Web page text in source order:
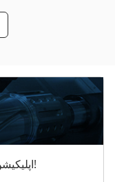
اپلیکیشن شماره ۱ برای ماشین‌آلات دست دوم!